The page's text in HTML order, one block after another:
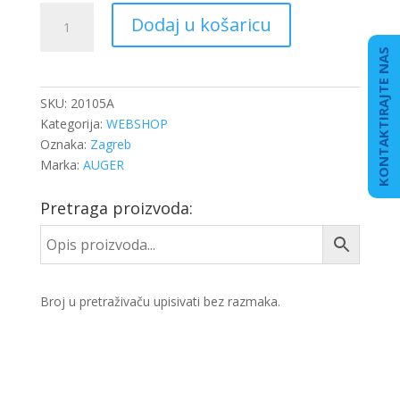
KABINE
Dodaj u košaricu
SKU: 20105A
Kategorija: WEBSHOP
Oznaka: Zagreb
Marka: AUGER
Pretraga proizvoda:
Broj u pretraživaču upisivati bez razmaka.
KONTAKTIRAJTE NAS